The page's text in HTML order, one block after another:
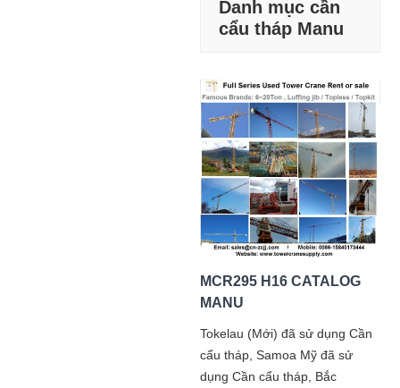
Danh mục cần
cẩu tháp Manu
MCR295 H16 CATALOG
MANU
Tokelau (Mới) đã sử dụng Cần
cẩu tháp, Samoa Mỹ đã sử
dụng Cần cẩu tháp, Bắc